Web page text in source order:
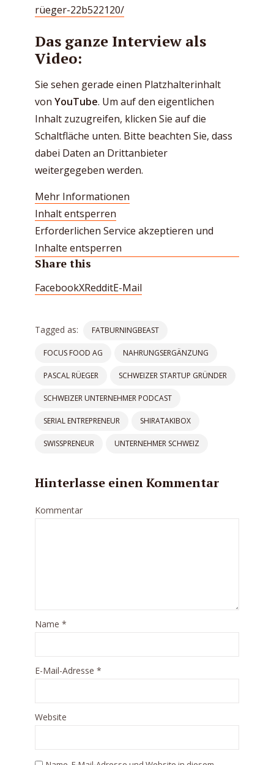
rüeger-22b522120/
Das ganze Interview als
Video:
Sie sehen gerade einen Platzhalterinhalt
von YouTube. Um auf den eigentlichen
Inhalt zuzugreifen, klicken Sie auf die
Schaltfläche unten. Bitte beachten Sie, dass
dabei Daten an Drittanbieter
weitergegeben werden.
Mehr Informationen
Inhalt entsperren
Erforderlichen Service akzeptieren und
Inhalte entsperren
Share this
FacebookXRedditE-Mail
Tagged as: FATBURNINGBEAST
FOCUS FOOD AG NAHRUNGSERGÄNZUNG
PASCAL RÜEGER SCHWEIZER STARTUP GRÜNDER
SCHWEIZER UNTERNEHMER PODCAST
SERIAL ENTREPRENEUR SHIRATAKIBOX
SWISSPRENEUR UNTERNEHMER SCHWEIZ
Hinterlasse einen Kommentar
Kommentar
Name *
E-Mail-Adresse *
Website